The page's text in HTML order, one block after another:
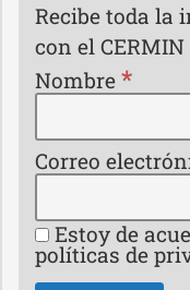
Recibe toda la
con el
Nombre *
Correo
Estoy de
políticas de